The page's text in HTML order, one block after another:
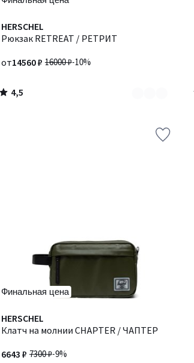
HERSCHEL
Рюкзак RETREAT / РЕТРИТ
16000 ₽-10%
от14560 ₽
4,5
/ 5
Количество
цветов:
4,5
/
Финальная цена
HERSCHEL
Клатч на молнии CHAPTER / ЧАПТЕР
7300 ₽-9%
6643 ₽
4,8
/ 5